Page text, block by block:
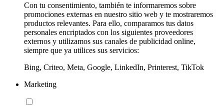
Con tu consentimiento, también te informaremos sobre
promociones externas en nuestro sitio web y te mostraremos
productos relevantes. Para ello, comparamos tus datos
personales encriptados con los siguientes proveedores
externos y utilizamos sus canales de publicidad online,
siempre que ya utilices sus servicios:
Bing, Criteo, Meta, Google, LinkedIn, Printerest, TikTok
Marketing